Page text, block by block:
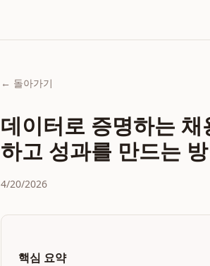
← 돌아가기
데이터로 증명하는
하고 성과를 만드는
4/20/2026
핵심 요약